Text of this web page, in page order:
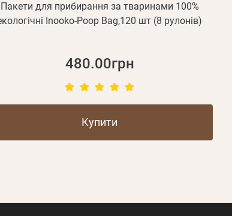
Пакети для прибирання за тваринами 100%
Inooko-Poop Bag,120 шт (8 рулонів)
480.00грн
Купити